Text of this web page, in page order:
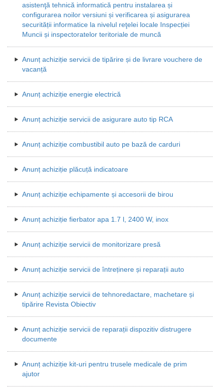
asistenţă tehnică informatică pentru instalarea și
configurarea noilor versiuni și verificarea și asigurarea
securității informatice la nivelul reţelei locale Inspecției
Muncii și inspectoratelor teritoriale de muncă
Anunț achiziție servicii de tipărire și de livrare vouchere de
vacanță
Anunț achiziție energie electrică
Anunț achiziție servicii de asigurare auto tip RCA
Anunț achiziție combustibil auto pe bază de carduri
Anunț achiziție plăcuță indicatoare
Anunț achiziție echipamente și accesorii de birou
Anunț achiziție fierbator apa 1.7 l, 2400 W, inox
Anunț achiziție servicii de monitorizare presă
Anunț achiziție servicii de întreținere și reparații auto
Anunț achiziție servicii de tehnoredactare, machetare și
tipărire Revista Obiectiv
Anunț achiziție servicii de reparații dispozitiv distrugere
documente
Anunț achiziție kit-uri pentru trusele medicale de prim
ajutor